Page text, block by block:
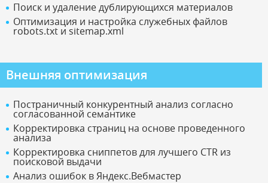
Поиск и удаление дублирующихся материалов
Оптимизация и настройка служебных файлов
robots.txt и sitemap.xml
Внешняя оптимизация
Постраничный конкурентный анализ согласно
согласованной семантике
Корректировка страниц на основе проведенного
анализа
Корректировка сниппетов для лучшего CTR из
поисковой выдачи
Анализ ошибок в Яндекс.Вебмастер